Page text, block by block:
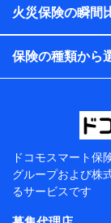
各種セミナーの
コンサルティン
アンケートや
上記に係る案内
当該個人デ
東京都千代田
株式会社
東京都中央区
火災保険の瞬間
保険の種類から
ドコモスマート保
グループおよび株
るサービスです